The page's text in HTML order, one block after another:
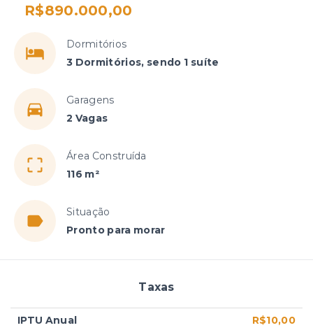
R$890.000,00
Dormitórios
3 Dormitórios, sendo 1 suíte
Garagens
2 Vagas
Área Construída
116 m²
Situação
Pronto para morar
Taxas
IPTU Anual R$10,00